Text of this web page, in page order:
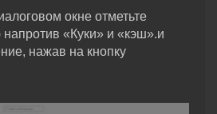
окне отметьте
напротив «Куки» и «кэш».и
нажав на кнопку